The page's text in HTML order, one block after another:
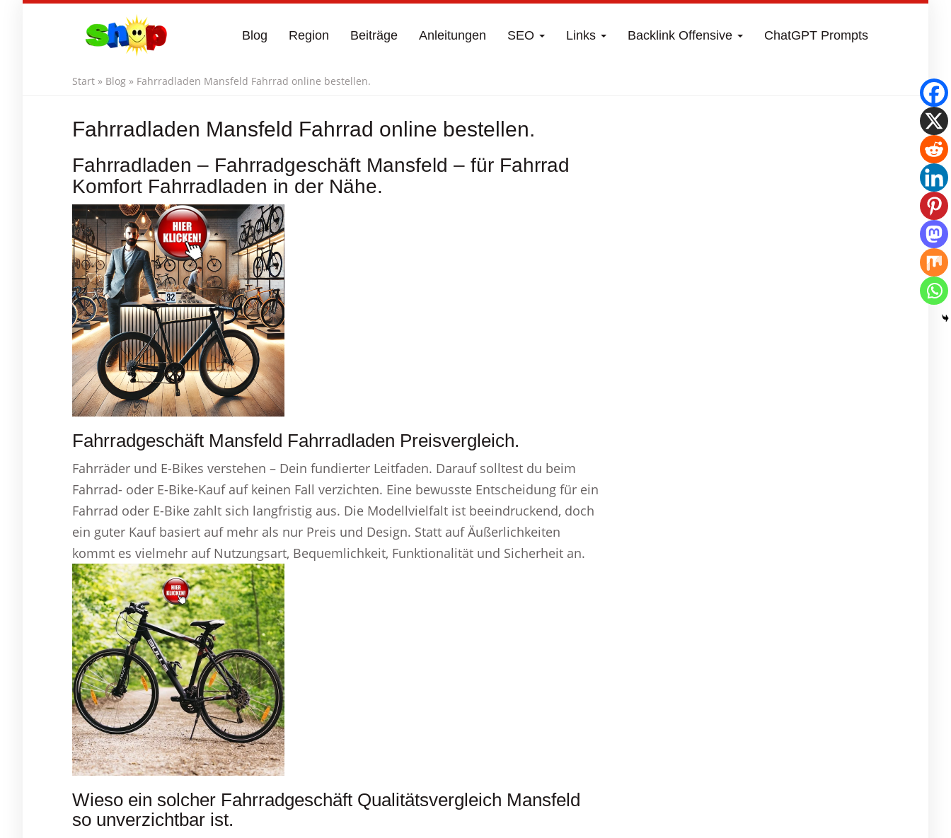
Blog Region Beiträge Anleitungen SEO Links Backlink Offensive ChatGPT Prompts
Start » Blog » Fahrradladen Mansfeld Fahrrad online bestellen.
Fahrradladen Mansfeld Fahrrad online bestellen.
Fahrradladen – Fahrradgeschäft Mansfeld – für Fahrrad
Komfort Fahrradladen in der Nähe.
Fahrradgeschäft Mansfeld Fahrradladen Preisvergleich.
Fahrräder und E-Bikes verstehen – Dein fundierter Leitfaden. Darauf solltest du beim
Fahrrad- oder E-Bike-Kauf auf keinen Fall verzichten. Eine bewusste Entscheidung für ein
Fahrrad oder E-Bike zahlt sich langfristig aus. Die Modellvielfalt ist beeindruckend, doch
ein guter Kauf basiert auf mehr als nur Preis und Design. Statt auf Äußerlichkeiten
kommt es vielmehr auf Nutzungsart, Bequemlichkeit, Funktionalität und Sicherheit an.
Wieso ein solcher Fahrradgeschäft Qualitätsvergleich Mansfeld
so unverzichtbar ist.